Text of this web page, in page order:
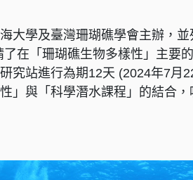
大學及臺灣珊瑚礁學會主辦，
在「珊瑚礁生物多樣性」主要
究站進行為期12天 (2024年7
」與「科學潛水課程」的結合